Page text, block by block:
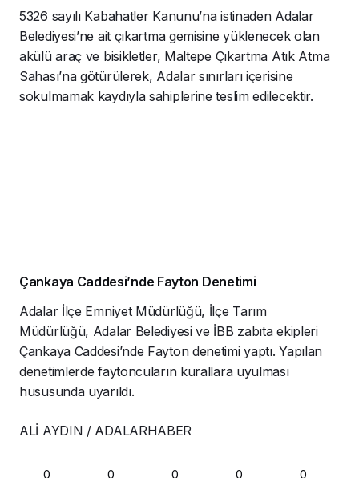
5326 sayılı Kabahatler Kanunu’na istinaden Adalar
Belediyesi’ne ait çıkartma gemisine yüklenecek olan
akülü araç ve bisikletler, Maltepe Çıkartma Atık Atma
Sahası’na götürülerek, Adalar sınırları içerisine
sokulmamak kaydıyla sahiplerine teslim edilecektir.
Çankaya Caddesi’nde Fayton Denetimi
Adalar İlçe Emniyet Müdürlüğü, İlçe Tarım
Müdürlüğü, Adalar Belediyesi ve İBB zabıta ekipleri
Çankaya Caddesi’nde Fayton denetimi yaptı. Yapılan
denetimlerde faytoncuların kurallara uyulması
hususunda uyarıldı.
ALİ AYDIN / ADALARHABER
0 0 0 0 0